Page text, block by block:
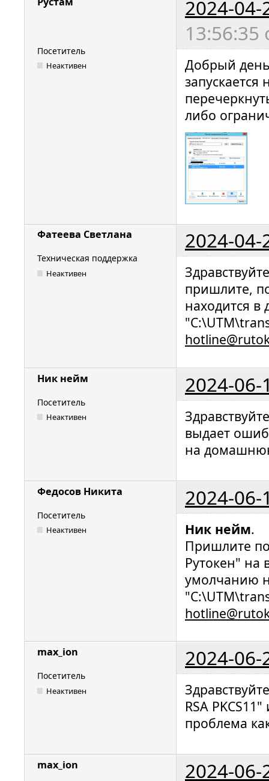
2024-04-
13:56:35
Посетитель
Неактивен
Добрый
запускается
либо
Фатеева Светлана 2024-04-
Техническая поддержка
Неактивен
пришлите,
находится в
Ник нейм 2024-06-
Посетитель
Неактивен
выдает
на
Федосов Никита 2024-06-
Посетитель
Неактивен Ник нейм.
Пришлите
Рутокен" на
умолчанию
max_ion 2024-06-
Посетитель
Неактивен
RSA
проблема
max_ion 2024-06-